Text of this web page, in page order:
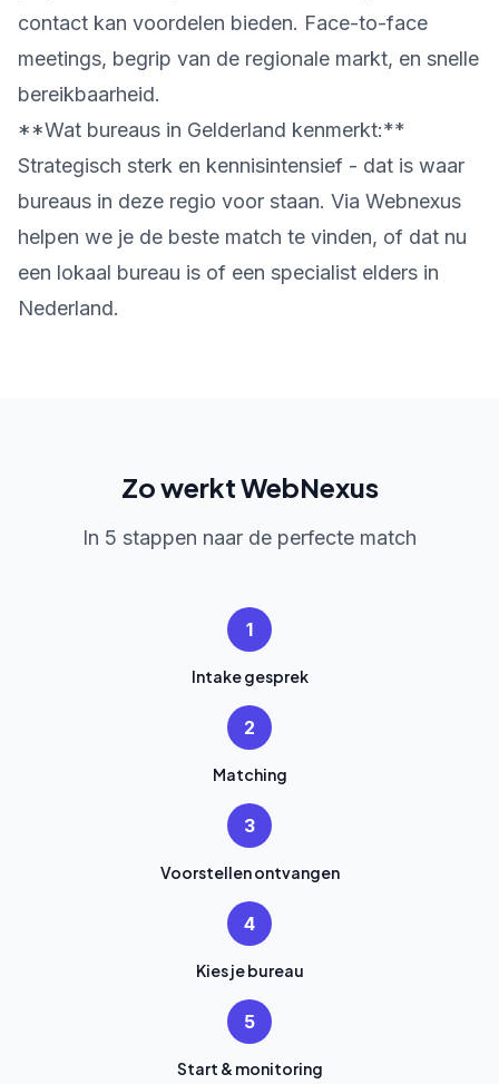
contact kan voordelen bieden. Face-to-face
meetings, begrip van de regionale markt, en snelle
bereikbaarheid.
**Wat bureaus in Gelderland kenmerkt:**
Strategisch sterk en kennisintensief - dat is waar
bureaus in deze regio voor staan. Via Webnexus
helpen we je de beste match te vinden, of dat nu
een lokaal bureau is of een specialist elders in
Nederland.
Zo werkt WebNexus
In 5 stappen naar de perfecte match
1
Intake gesprek
2
Matching
3
Voorstellen ontvangen
4
Kies je bureau
5
Start & monitoring